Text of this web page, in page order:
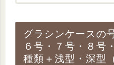
グラシンケースの
６号・７号・８号
種類＋浅型・深型